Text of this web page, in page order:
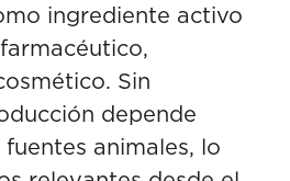
ingrediente activo
Sin
depende
animales, lo